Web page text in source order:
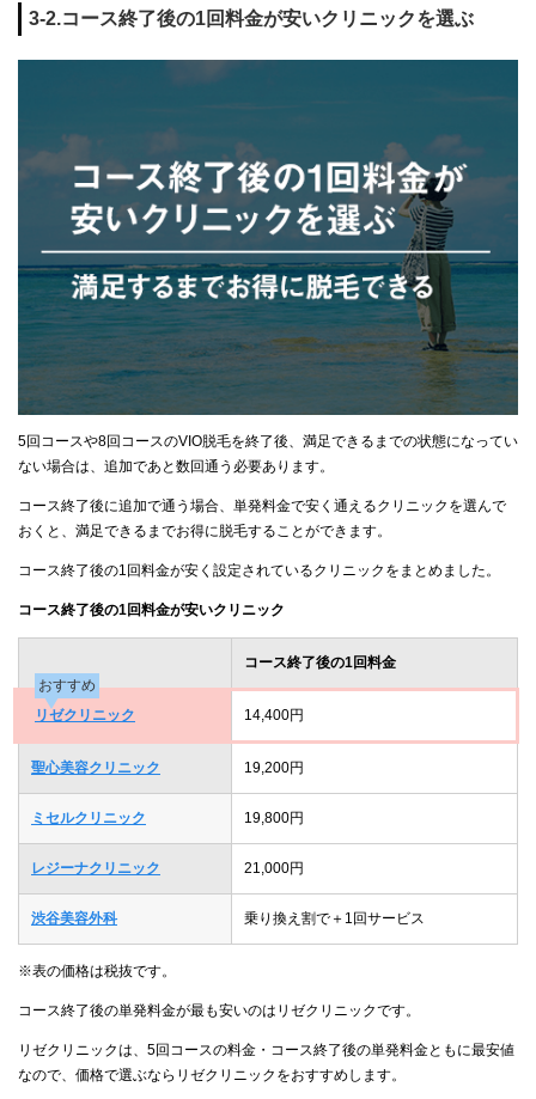
3-2.コース終了後の1回料金が安いクリニックを選ぶ
5回コースや8回コースのVIO脱毛を終了後、満足できるまでの状態になってい
ない場合は、追加であと数回通う必要あります。
コース終了後に追加で通う場合、単発料金で安く通えるクリニックを選んで
おくと、満足できるまでお得に脱毛することができます。
コース終了後の1回料金が安く設定されているクリニックをまとめました。
コース終了後の1回料金が安いクリニック
コース終了後の1回料金
おすすめ
リゼクリニック
14,400円
聖心美容クリニック 19,200円
ミセルクリニック 19,800円
レジーナクリニック 21,000円
渋谷美容外科 乗り換え割で＋1回サービス
※表の価格は税抜です。
コース終了後の単発料金が最も安いのはリゼクリニックです。
リゼクリニックは、5回コースの料金・コース終了後の単発料金ともに最安値
なので、価格で選ぶならリゼクリニックをおすすめします。